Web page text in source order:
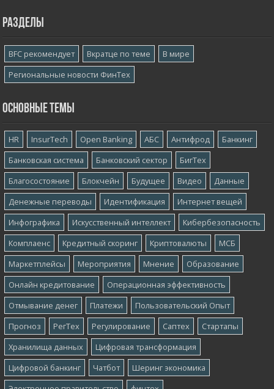
Разделы
BFC рекомендует Вкратце по теме
В мире
Региональные новости ФинТех
Основные темы
HR InsurTech Open Banking АБС Антифрод
Банкинг
Банковская система
Банковский сектор
БигТех
Благосостояние
Блокчейн Будущее Видео
Данные
Денежные переводы
Идентификация
Интернет вещей
Инфографика
Искусственный интеллект
Кибербезопасность
Комплаенс
Кредитный скоринг Криптовалюты
МСБ
Маркетплейсы
Мероприятия Мнение
Образование
Онлайн кредитование
Операционная эффективность
Отмывание денег
Платежи
Пользовательский Опыт
Прогноз
РегТех Регулирование Саптех
Стартапы
Хранилища данных
Цифровая трансформация
Цифровой банкинг
Чатбот
Шеринг экономика